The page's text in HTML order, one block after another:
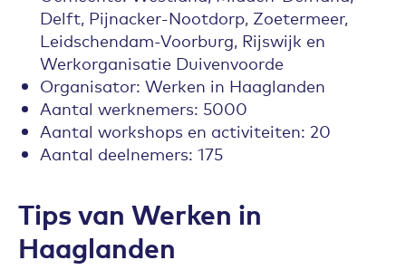
Delft, Pijnacker-Nootdorp, Zoetermeer,
Leidschendam-Voorburg, Rijswijk en
Werkorganisatie Duivenvoorde
Organisator: Werken in Haaglanden
Aantal werknemers: 5000
Aantal workshops en activiteiten: 20
Aantal deelnemers: 175
Tips van Werken in
Haaglanden